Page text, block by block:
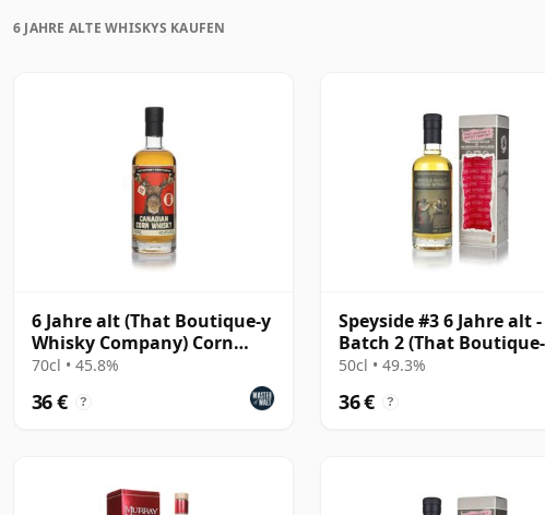
time and will be considered 6 forever.
6 JAHRE ALTE WHISKYS KAUFEN
6 Jahre alt (That Boutique-y
Whisky Company) Corn
Whisky
70cl • 45.8%
36 € ?
Speyside #3 6 Jahre alt -
Batch 2 (That
Whisky Company)
50cl • 49.3%
36 € ?